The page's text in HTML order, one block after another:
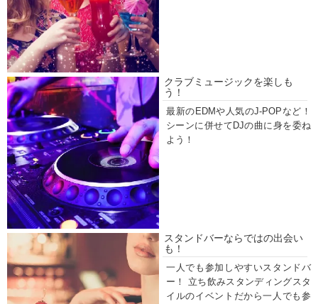
クラブミュージックを楽しも
う！
最新のEDMや人気のJ-POPなど！
シーンに併せてDJの曲に身を委ね
よう！
スタンドバーならではの出会い
も！
一人でも参加しやすいスタンドバ
ー！ 立ち飲みスタンディングスタ
イルのイベントだから一人でも参